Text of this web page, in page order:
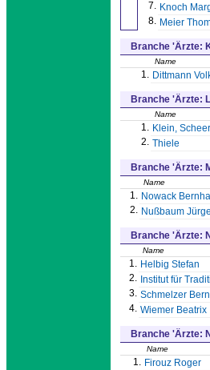
7. Knoch
8. Meier
Branche 'Ärzte:
Name
1. Dittmann
Branche 'Ärzte:
Name
1. Klein,
2. Thiele
Branche 'Ärzte:
Name
1. Nowack
2. Nußbaum
Branche 'Ärzte:
Name
1. Helbig Stefan
2. Institut für
3. Schmelzer
4. Wiemer Beatrix
Branche 'Ärzte:
Name
1. Firouz Roger